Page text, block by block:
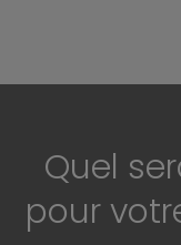
Quel
pour